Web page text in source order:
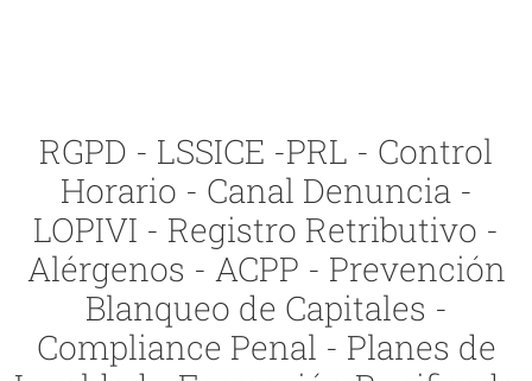
RGPD - LSSICE -PRL - Control
Horario - Canal Denuncia -
LOPIVI - Registro Retributivo -
Alérgenos - ACPP - Prevención
Blanqueo de Capitales -
Compliance Penal - Planes de